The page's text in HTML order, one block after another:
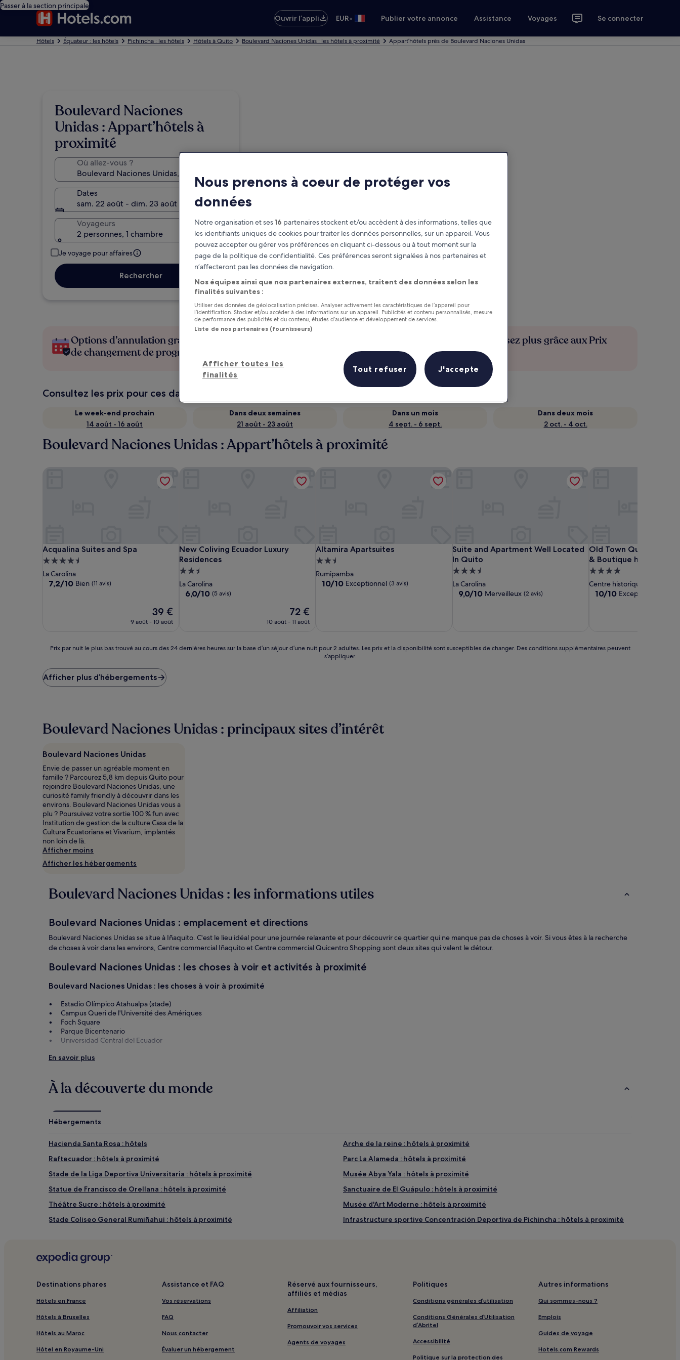
Passer à la section principale
Ouvrir l’appli
EUR• Publier votre annonce Assistance Voyages Se connecter
Hôtels Équateur : les hôtels Pichincha : les hôtels Hôtels à Quito Boulevard Naciones Unidas : les hôtels à proximité Appart’hôtels près de Boulevard Naciones Unidas
Boulevard Naciones
Unidas : Appart’hôtels à
proximité
Où allez-vous ?
Dates
sam. 22 août - dim. 23 août
Voyageurs
2 personnes, 1 chambre
Je voyage pour affaires
Rechercher
Options d’annulation gratuite en cas
de changement de programme
chaque nuit séjournée
Économisez plus grâce aux Prix
membres
Consultez les prix pour ces dates
Le week-end prochain
14 août - 16 août
Dans deux semaines
21 août - 23 août
Dans un mois
4 sept. - 6 sept.
Dans deux mois
2 oct. - 4 oct.
Boulevard Naciones Unidas : Appart’hôtels à proximité
Acqualina Suites and Spa
Acqualina Suites and Spa
Hébergement
4.5 étoiles
La Carolina
7.2
7,2/10 Bien (11 avis)
Le
nouveau
de
39 €
9 août - 10 août
New Coliving Ecuador Luxury
Residences
New Coliving Ecuador Luxury Residences
Hébergement
2.5 étoiles
La Carolina
6.0
6,0/10 (5 avis)
Le
nouveau
de
72 €
10 août - 11 août
New Coliving Ecuador Luxury Residences
Altamira Apartsuites
Altamira Apartsuites
Hébergement
2.5 étoiles
Rumipamba
10.0
10/10 Exceptionnel (3 avis)
Suite and Apartment Well Located
In Quito
Suite and Apartment Well Located In Quito
Hébergement
3.5 étoiles
La Carolina
9.0
9,0/10 Merveilleux (2 avis)
Suite and Apartment Well Located In Quito
Old Town Quito
& Boutique hotel
Old Town Quito Suites,
Hébergement
4.0 étoiles
Centre historique de Quito
10.0
10/10 Exceptionnel
Prix
nuit
le
plus
des
sur
la
base
d’un
séjour
d’une
nuit
pour
2 adultes.
Les
prix
la
susceptibles
Des
supplémentaires
peuvent
Prix par nuit le plus bas trouvé au cours des 24 dernières heures sur la base d’un séjour d’une nuit pour 2 adultes. Les prix et la disponibilité sont susceptibles de changer. Des conditions supplémentaires peuvent
s’appliquer.
Afficher plus d’hébergements
Boulevard Naciones Unidas : principaux sites d’intérêt
Boulevard Naciones Unidas
Envie de passer un agréable moment en
famille ? Parcourez 5,8 km depuis Quito pour
rejoindre Boulevard Naciones Unidas, une
curiosité family friendly à découvrir dans les
environs. Boulevard Naciones Unidas vous a
plu ? Poursuivez votre sortie 100 % fun avec
Institution de gestion de la culture Casa de la
Cultura Ecuatoriana et Vivarium, implantés
non loin de là.
Afficher moins
Afficher les hébergements
Boulevard Naciones Unidas : les informations utiles
Boulevard Naciones Unidas : emplacement et directions
Boulevard Naciones Unidas se situe à Iñaquito. C'est le lieu idéal pour une journée relaxante et pour découvrir ce quartier qui ne manque pas de choses à voir. Si vous êtes à la recherche
de choses à voir dans les environs, Centre commercial Iñaquito et Centre commercial Quicentro Shopping sont deux sites qui valent le détour.
Boulevard Naciones Unidas : les choses à voir et activités à proximité
Boulevard Naciones Unidas : les choses à voir à proximité
Estadio Olímpico Atahualpa (stade)
Campus Queri de l'Université des Amériques
Foch Square
Parque Bicentenario
Universidad Central del Ecuador
Boulevard Naciones Unidas : les activités à proximité
Centre commercial Iñaquito
Centre commercial El Jardin
En savoir plus
À la découverte du monde
Hébergements
Hacienda Santa Rosa : hôtels
Arche de la reine : hôtels à proximité
Raftecuador : hôtels à proximité
Parc La Alameda : hôtels à proximité
Stade de la Liga Deportiva Universitaria : hôtels à proximité
Musée Abya Yala : hôtels à proximité
Statue de Francisco de Orellana : hôtels à proximité
Sanctuaire de El Guápulo : hôtels à proximité
Théâtre Sucre : hôtels à proximité
Musée d'Art Moderne : hôtels à proximité
Stade Coliseo General Rumiñahui : hôtels à proximité
Infrastructure sportive Concentración Deportiva de Pichincha : hôtels à proximité
Batán Grande : hôtels
La Colmena : hôtels
Carcelén : hôtels
Colón : hôtels Hôtels d’affaires
La Paz : hôtels Hôtels d’affaires
Kennedy : hôtels
Destinations phares
Hôtels en France
Hôtels à Bruxelles
Hôtels au Maroc
Hôtel en Royaume-Uni
Assistance et FAQ
Vos réservations
FAQ
Nous contacter
Évaluer un hébergement
Réservé aux fournisseurs,
affiliés et médias
Affiliation
Promouvoir vos services
Agents de voyages
Politiques
Conditions générales d’utilisation
Conditions Générales d’Utilisation
d’Abritel
Accessibilité
Politique sur la protection des
Autres informations
Qui sommes-nous ?
Emplois
Guides de voyage
Hotels.com Rewards
Nous prenons à coeur de protéger vos
données
Notre organisation et ses16 partenaires stockent et/ou accèdent à des informations, telles que
les identifiants uniques de cookies pour traiter les données personnelles, sur un appareil. Vous
pouvez accepter ou gérer vos préférences en cliquant ci-dessous ou à tout moment sur la
page de la politique de confidentialité. Ces préférences seront signalées à nos partenaires et
n’affecteront pas les données de navigation.
Nos équipes ainsi que nos partenaires externes, traitent des données selon les
finalités suivantes :
Utiliser des données de géolocalisation précises. Analyser activement les caractéristiques de l’appareil pour
l’identification. Stocker et/ou accéder à des informations sur un appareil. Publicités et contenu personnalisés, mesure
de performance des publicités et du contenu, études d’audience et développement de services.
Liste de nos partenaires (fournisseurs)
Afficher toutes les
finalités
Tout refuser J'accepte